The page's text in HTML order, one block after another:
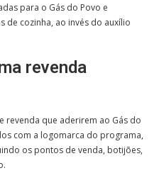
para o Gás do Povo e
de cozinha, ao invés do auxílio
revenda
que aderirem ao Gás do
com a logomarca do programa,
os pontos de venda, botijões,
.